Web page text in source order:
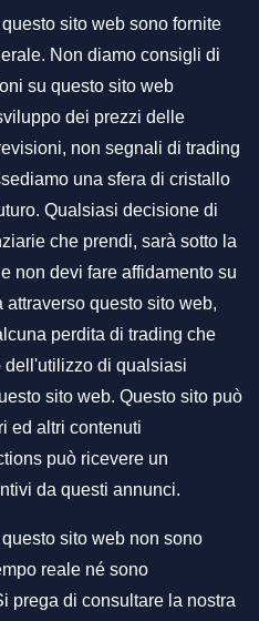
sito web sono fornite
Non diamo consigli di
su questo sito web
dei prezzi delle
non segnali di trading
una sfera di cristallo
Qualsiasi decisione di
che prendi, sarà sotto la
non devi fare affidamento su
questo sito web,
perdita di trading che
dell'utilizzo di qualsiasi
sito web. Questo sito può
ed altri contenuti
può ricevere un
da questi annunci.
sito web non sono
reale né sono
prega di consultare la nostra